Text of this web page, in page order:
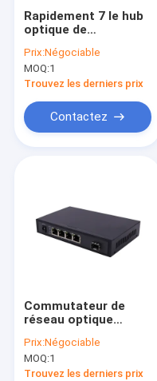
VR Show
Au sujet de nous
Contactez-nous
Rapidement 7 le hub
optique de
d'Ethernet de fibre
des ports 120KM
soutient la double
Prix:Négociable
MOQ:1
Trouvez les derniers prix
Contactez
Commutateur de
réseau optique
Prix:Négociable
MOQ:1
Trouvez les derniers prix